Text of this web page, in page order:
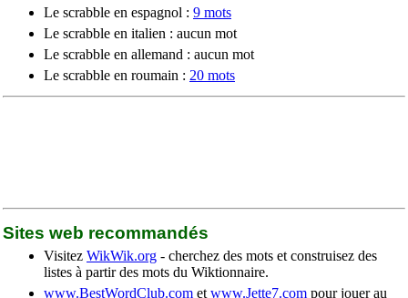
Le scrabble en espagnol : 9 mots
Le scrabble en italien : aucun mot
Le scrabble en allemand : aucun mot
Le scrabble en roumain : 20 mots
Sites web recommandés
Visitez WikWik.org - cherchez des mots et construisez des
listes à partir des mots du Wiktionnaire.
www.BestWordClub.com et www.Jette7.com pour jouer au